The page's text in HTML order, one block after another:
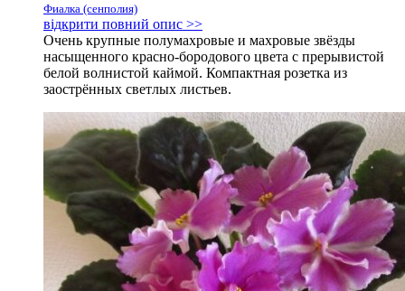
Фиалка (сенполия)
відкрити повний опис >>
Очень крупные полумахровые и махровые звёзды
насыщенного красно-бородового цвета с прерывистой
белой волнистой каймой. Компактная розетка из
заострённых светлых листьев.